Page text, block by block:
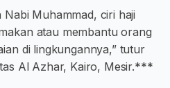
Nabi Muhammad, ciri haji
atau membantu orang
di lingkungannya,” tutur
Al Azhar, Kairo, Mesir.***